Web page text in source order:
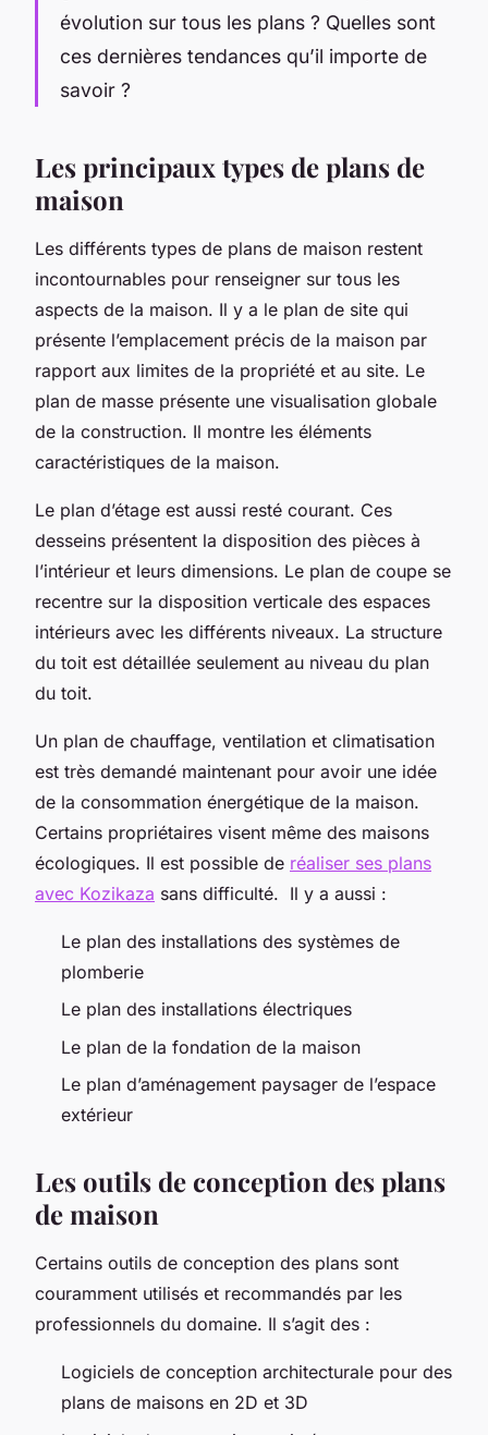
évolution sur tous les plans ? Quelles sont
ces dernières tendances qu’il importe de
savoir ?
Les principaux types de plans de
maison
Les différents types de plans de maison restent
incontournables pour renseigner sur tous les
aspects de la maison. Il y a le plan de site qui
présente l’emplacement précis de la maison par
rapport aux limites de la propriété et au site. Le
plan de masse présente une visualisation globale
de la construction. Il montre les éléments
caractéristiques de la maison.
Le plan d’étage est aussi resté courant. Ces
desseins présentent la disposition des pièces à
l’intérieur et leurs dimensions. Le plan de coupe se
recentre sur la disposition verticale des espaces
intérieurs avec les différents niveaux. La structure
du toit est détaillée seulement au niveau du plan
du toit.
Un plan de chauffage, ventilation et climatisation
est très demandé maintenant pour avoir une idée
de la consommation énergétique de la maison.
Certains propriétaires visent même des maisons
écologiques. Il est possible de réaliser ses plans
avec Kozikaza sans difficulté. Il y a aussi :
Le plan des installations des systèmes de
plomberie
Le plan des installations électriques
Le plan de la fondation de la maison
Le plan d’aménagement paysager de l’espace
extérieur
Les outils de conception des plans
de maison
Certains outils de conception des plans sont
couramment utilisés et recommandés par les
professionnels du domaine. Il s’agit des :
Logiciels de conception architecturale pour des
plans de maisons en 2D et 3D